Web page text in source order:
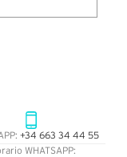
+34 663 34 44 55
WHATSAPP: